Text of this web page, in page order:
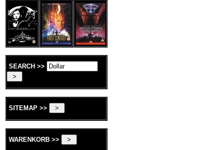
SEARCH >>
SITEMAP >>
WARENKORB >>